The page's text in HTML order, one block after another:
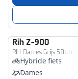
Rih Z-900
RIH Dames Grijs 58cm
Hybride fiets
Dames